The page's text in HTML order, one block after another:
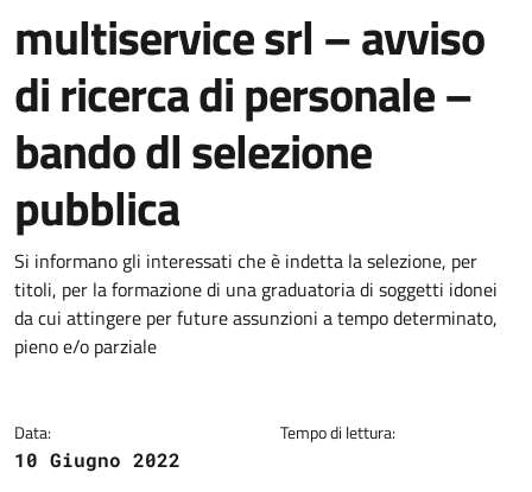
multiservice srl – avviso
di ricerca di personale –
bando dl selezione
pubblica
Dettagli della notizia
Si informano gli interessati che è indetta la selezione, per
titoli, per la formazione di una graduatoria di soggetti idonei
da cui attingere per future assunzioni a tempo determinato,
pieno e/o parziale
Data:
10 Giugno 2022
Tempo di lettura: